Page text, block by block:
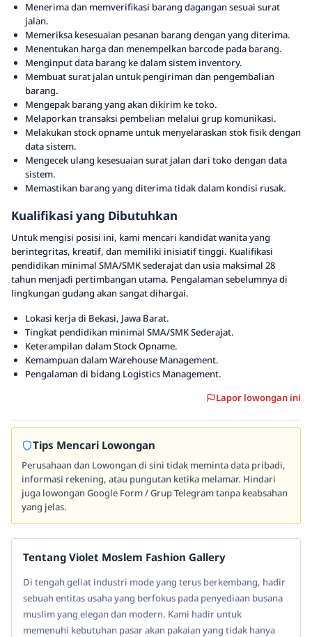
Menerima dan memverifikasi barang dagangan sesuai surat
jalan.
Memeriksa kesesuaian pesanan barang dengan yang diterima.
Menentukan harga dan menempelkan barcode pada barang.
Menginput data barang ke dalam sistem inventory.
Membuat surat jalan untuk pengiriman dan pengembalian
barang.
Mengepak barang yang akan dikirim ke toko.
Melaporkan transaksi pembelian melalui grup komunikasi.
Melakukan stock opname untuk menyelaraskan stok fisik dengan
data sistem.
Mengecek ulang kesesuaian surat jalan dari toko dengan data
sistem.
Memastikan barang yang diterima tidak dalam kondisi rusak.
Kualifikasi yang Dibutuhkan
Untuk mengisi posisi ini, kami mencari kandidat wanita yang
berintegritas, kreatif, dan memiliki inisiatif tinggi. Kualifikasi
pendidikan minimal SMA/SMK sederajat dan usia maksimal 28
tahun menjadi pertimbangan utama. Pengalaman sebelumnya di
lingkungan gudang akan sangat dihargai.
Lokasi kerja di Bekasi, Jawa Barat.
Tingkat pendidikan minimal SMA/SMK Sederajat.
Keterampilan dalam Stock Opname.
Kemampuan dalam Warehouse Management.
Pengalaman di bidang Logistics Management.
Lapor lowongan ini
Tips Mencari Lowongan
Perusahaan dan Lowongan di sini tidak meminta data pribadi,
informasi rekening, atau pungutan ketika melamar. Hindari
juga lowongan Google Form / Grup Telegram tanpa keabsahan
yang jelas.
Tentang Violet Moslem Fashion Gallery
Di tengah geliat industri mode yang terus berkembang, hadir
sebuah entitas usaha yang berfokus pada penyediaan busana
muslim yang elegan dan modern. Kami hadir untuk
memenuhi kebutuhan pasar akan pakaian yang tidak hanya